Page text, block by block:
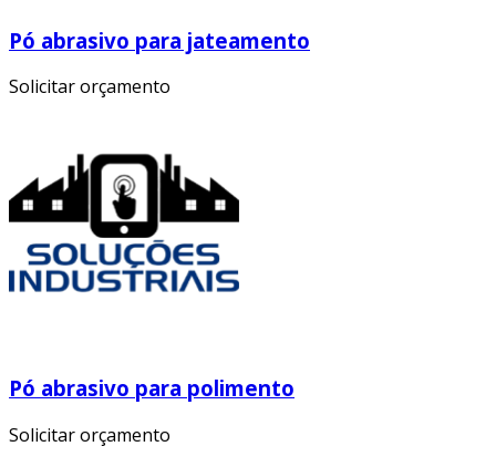
Pó abrasivo para jateamento
Solicitar orçamento
Pó abrasivo para polimento
Solicitar orçamento